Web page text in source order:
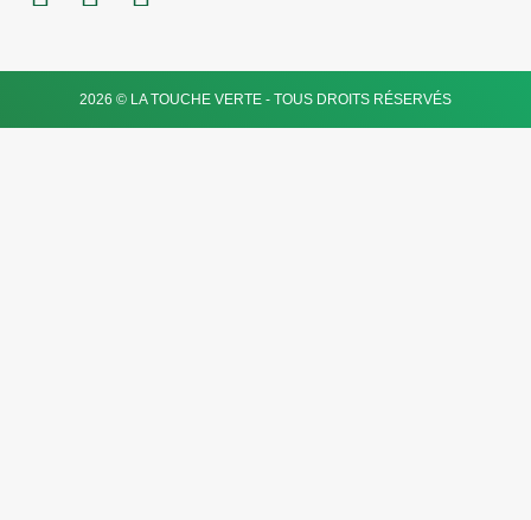
2026 © LA TOUCHE VERTE - TOUS DROITS RÉSERVÉS